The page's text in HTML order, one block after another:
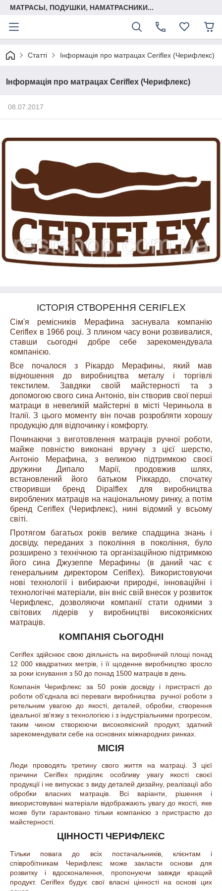
МАТРАСЫ, ПОДУШКИ, НАМАТРАСНИКИ...
Статті Інформація про матрацах Ceriflex (Черифлекс)
Інформація про матрацах Ceriflex (Черифлекс)
08.07.2017
ІСТОРІЯ СТВОРЕННЯ CERIFLEX
Сім'я ремісників Мерафина заснувала компанію
Ceriflex в 1966 році. З плином часу вони розвивалися,
ставши сьогодні добре себе зарекомендувала
компанією.
Все почалося з Рікардо Мерафины, який мав
відношення до виробництва металу і торгівлі
текстилем. Завдяки своїй майстерності та з
допомогою свого сина Антоніо, він створив свої перші
матраци в невеликій майстерні в місті Чериньола в
Італії. З цього моменту він почав розробляти хорошу
продукцію для відпочинку і комфорту.
Починаючи з виготовлення матраців ручної роботи,
майже повністю виконані вручну з цієї шерстю,
Антоніо Мерафина, з великою підтримкою своєї
дружини Дипало Марії, продовжив шлях,
встановлений його батьком Ріккардо, спочатку
створивши бренд Dipalflex для виробництва
вироблених матраців на національному ринку, а потім
бренд Ceriflex (Черифлекс), нині відомий у всьому
світі.
Протягом багатьох років велике спадщина знань і
досвіду, переданих з покоління в покоління, було
розширено з технічною та організаційною підтримкою
його сина Джузеппе Мерафины (в даний час є
генеральним директором Ceriflex). Використовуючи
нові технології і вибираючи природні, інноваційні і
технологічні матеріали, він вніс свій внесок у розвиток
Черифлекс, дозволяючи компанії стати одними з
світових лідерів у виробництві високоякісних
матраців.
КОМПАНІЯ СЬОГОДНІ
Ceriflex здійснює свою діяльність на виробничій площі понад
12 000 квадратних метрів, і її щоденне виробництво зросло
за роки існування з 50 до понад 1500 матраців в день.
Компанія Черифлекс за 50 років досвіду і пристрасті до
роботи об'єднала всі переваги виробництва
ручної роботи з
ретельним увагою до якості, деталей, обробки, створення
ідеальної зв'язку з технологією і з індустріальними прогресом,
таким чином створюючи високоякісний продукт, здатний
зарекомендувати себе на основних міжнародних ринках.
МІСІЯ
Люди проводять третину свого життя на матраці. З цієї
причини Ceriflex приділяє особливу увагу якості своєї
продукції і не випускає з виду деталей дизайну, реалізації або
обробки власних матраців. Всі варіанти, рішення і
використовувані матеріали відображають увагу до якості, яке
може бути гарантовано тільки компанією з пристрастю до
майстерності.
ЦІННОСТІ ЧЕРИФЛЕКС
Тільки повага до всіх постачальників, клієнтам і
співробітникам Черифлекс може закласти основи для
розвитку і вдосконалення, пропонуючи завжди кращий
продукт. Ceriflex будує свої власні цінності на основі цих